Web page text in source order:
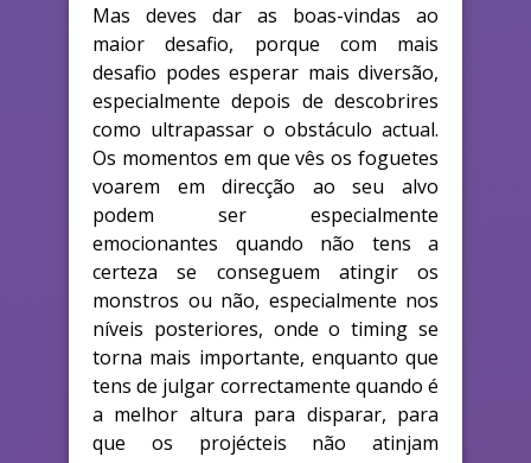
Mas deves dar as boas-vindas ao
maior desafio, porque com mais
desafio podes esperar mais diversão,
especialmente depois de descobrires
como ultrapassar o obstáculo actual.
Os momentos em que vês os foguetes
voarem em direcção ao seu alvo
podem ser especialmente
emocionantes quando não tens a
certeza se conseguem atingir os
monstros ou não, especialmente nos
níveis posteriores, onde o timing se
torna mais importante, enquanto que
tens de julgar correctamente quando é
a melhor altura para disparar, para
que os projécteis não atinjam